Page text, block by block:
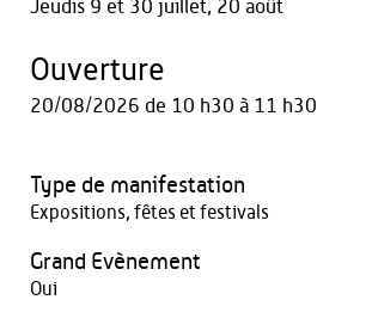
Jeudis 9 et 30 juillet, 20 août
Ouverture
20/08/2026 de 10 h30 à 11 h30
Type de manifestation
Expositions, fêtes et festivals
Grand Evènement
Oui